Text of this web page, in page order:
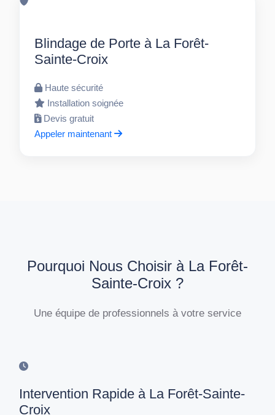
Blindage de Porte à La Forêt-
Sainte-Croix
Haute sécurité
Installation soignée
Devis gratuit
Appeler maintenant
Pourquoi Nous Choisir à La Forêt-
Sainte-Croix ?
Une équipe de professionnels à votre service
Intervention Rapide à La Forêt-Sainte-
Croix